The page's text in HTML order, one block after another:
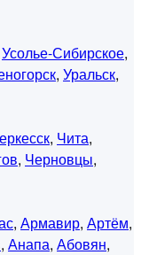
Усолье-Сибирское,
, Уральск,
, Чита,
, Черновцы,
, Армавир, Артём,
, Анапа, Абовян,